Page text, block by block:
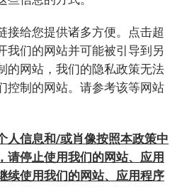
接给您提供诸多方便。点击超
我们的网站并可能被引导到另
的网站，我们的隐私政策无法
控制的网站。请参考该等网站
人信息和/或肖像按照本政策中
请停止使用我们的网站、应用
续使用我们的网站、应用程序